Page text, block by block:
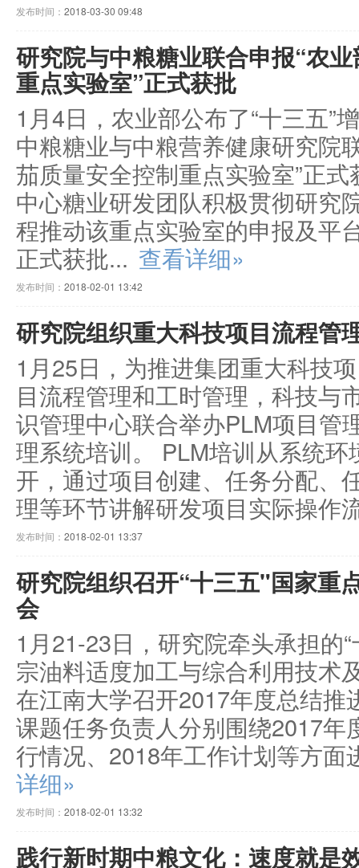
发布时间： 2018-03-30 09:48
研究院与中粮糖业联合申报“农
重点实验室”正式获批
1月4日，农业部公布了“十三五”
中粮糖业与中粮营养健康研究院
茄质量安全控制重点实验室”正
中心糖业研发团队积极贯彻研究
程推动该重点实验室的申报及平
正式获批... 查看详细»
发布时间： 2018-02-01 13:42
研究院组织重大科技项目流程管
1月25日，为推进集团重大科技
目流程管理和工时管理，科技与
识管理中心联合举办PLM项目管
理系统培训。 PLM培训从系统
开，通过项目创建、任务分配、
理等环节讲解研发项目实际操作
发布时间： 2018-02-01 13:37
研究院组织召开“十三五"国家重
会
1月21-23日，研究院牵头承担的
宗油料适度加工与综合利用技术
在江南大学召开2017年度总结
课题任务负责人分别围绕2017
行情况、2018年工作计划等方
详细»
发布时间： 2018-02-01 13:32
践行新时期中粮文化：速度就是